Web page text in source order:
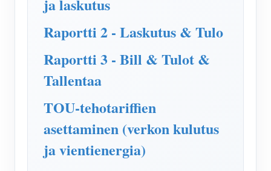
IAMMETER Simulaattori
Virtuaalimittari
Sovellukset
Aurinkosähköjärjestelmän energianäyttö
Sähkönkulutuksen seuranta
PV-lämmittimen ohjausjärjestelmä
Store
Resurssit
Tuotteen pika-aloitus
Yhteisö
ja laskutus
Raportti 2 - Laskutus & Tulo
Raportti 3 - Bill & Tulot &
Tallentaa
TOU-tehotariffien
asettaminen (verkon kulutus
ja vientienergia)